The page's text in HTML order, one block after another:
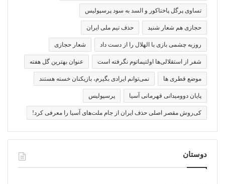
تساوی پرگل پاختاکور و السد به سود پرسپولیس
حجازی هم شعار شنید حذف تیم ملی ایران
روزبه چشمی بازی با الهلال را از دست داد شعار حجازی
شفر از استقلالی‌ها اولتیماتوم نگرفته است عنوان بهترین گل هفته
موضع قطری ها نمی‌توانم ایرادی بگیرم، بازیکنان خسته هستند
پایان دوومیدانی قهرمانی آسیا پرسپولیس
کی‌روش مقصر اصلی حذف ایران از جام ملت‌های آسیا را معرفی کرد!
دوستان